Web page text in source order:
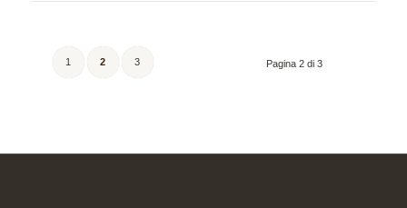
Pagina 2 di 3
1 2 3